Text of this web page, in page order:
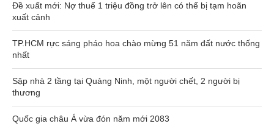
Đề xuất mới: Nợ thuế 1 triệu đồng trở lên có thể bị tạm hoãn
xuất cảnh
TP.HCM rực sáng pháo hoa chào mừng 51 năm đất nước thống
nhất
Sập nhà 2 tầng tại Quảng Ninh, một người chết, 2 người bị
thương
Quốc gia châu Á vừa đón năm mới 2083